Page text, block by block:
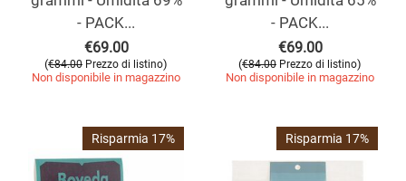
- PACK...
€69.00
(€84.00 Prezzo di listino)
Non disponibile in magazzino
- PACK...
€69.00
(€84.00 Prezzo di listino)
Non disponibile in magazzino
Risparmia 17% Risparmia 17%